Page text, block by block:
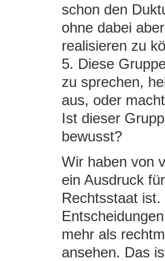
schon den
ohne dabei
realisieren zu
5. Diese
zu sprechen,
aus, oder
Ist dieser
bewusst?
Wir haben von
ein Ausdruck
Rechtsstaat
mehr als
ansehen. Das